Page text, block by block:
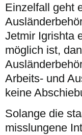
Einzelfall geht
Jetmir Igrishta
möglich ist,
Arbeits- und
keine
Solange die
misslungene